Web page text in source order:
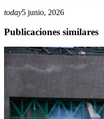
today5 junio, 2026
Publicaciones similares